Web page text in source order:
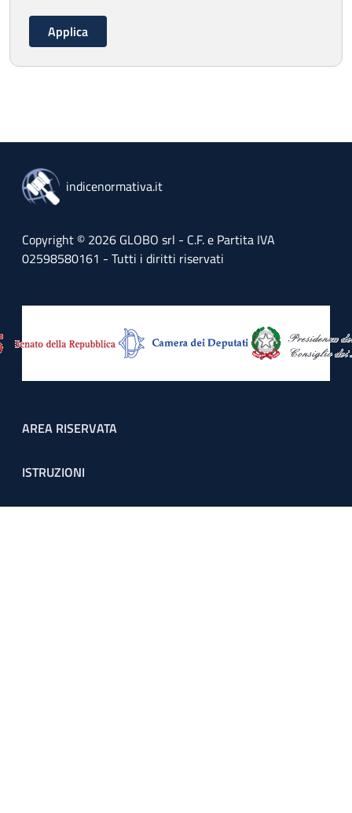
indicenormativa.it
Copyright © 2026 GLOBO srl - C.F. e Partita IVA
02598580161 - Tutti i diritti riservati
Footer menu
AREA RISERVATA
ISTRUZIONI